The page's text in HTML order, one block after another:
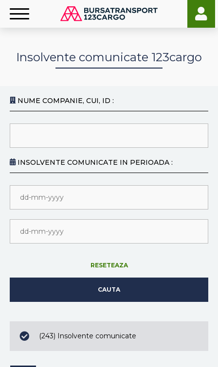
Insolvente comunicate 123cargo
NUME COMPANIE, CUI, ID :
INSOLVENTE COMUNICATE IN PERIOADA :
RESETEAZA
CAUTA
(243) Insolvente comunicate